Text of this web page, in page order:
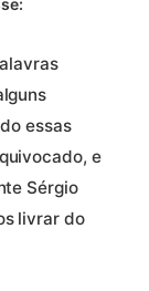
essas
e
Sérgio
livrar do